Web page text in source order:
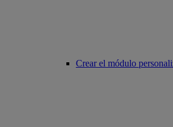
Crear el módulo